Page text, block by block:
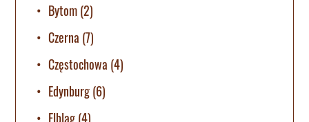
Bytom(2)
Czerna (7)
Częstochowa (4)
Edynburg(6)
Elbląg(4)